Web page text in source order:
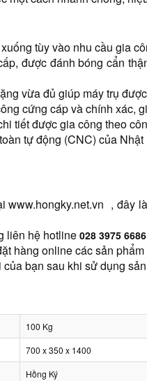
tùy vào nhu cầu gia
được đánh bóng cẩn
vừa đủ giúp máy trụ
cứng cáp và chính xác,
tiết được gia công theo
tự động (CNC) của Nhật
www.hongky.net.vn , đây
liên hệ hotline 028 3975 6686
hàng online các sản
bạn sau khi sử dụng
100 Kg
700 x 350 x 1400
Hồng Ký